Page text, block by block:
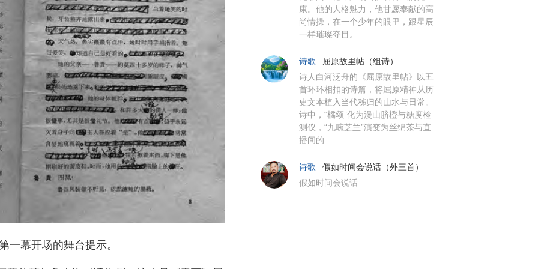
一幕开场的舞台提示。
康。他的人格魅力，他甘愿奉献的高
尚情操，在一个少年的眼里，跟星辰
一样璀璨夺目。
诗歌 屈原故里帖（组诗）
诗人白河泛舟的《屈原故里帖》以五
首环环相扣的诗篇，将屈原精神从历
史文本植入当代秭归的山水与日常。
诗中，“橘颂”化为漫山脐橙与糖度检
测仪，“九畹芝兰”演变为丝绵茶与直
播间的
诗歌 假如时间会说话（外三首）
假如时间会说话